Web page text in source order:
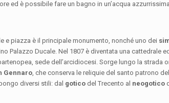
ed è possibile fare un bagno in un’acqua
e piazza è il principale monumento, nonché uno dei
Palazzo Ducale. Nel 1807 è diventata una cattedrale
sede dell’arcidiocesi. Sorge lungo la strada
Gennaro, che conserva le reliquie del santo patrono
diversi stili: dal goticodel Trecento al neogotico